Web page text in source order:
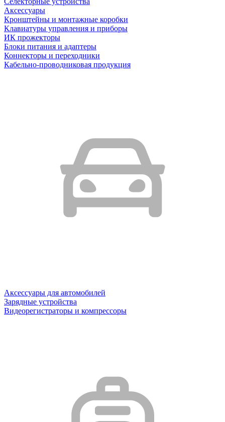
Аксессуары
Кронштейны и монтажные коробки
Клавиатуры управления и приборы
ИК прожекторы
Блоки питания и адаптеры
Коннекторы и переходники
Кабельно-проводниковая продукция
Аксессуары для автомобилей
Зарядные устройства
Видеорегистраторы и компрессоры